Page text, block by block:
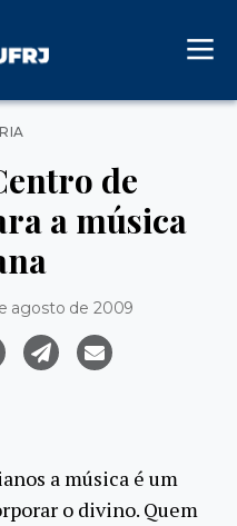
de
a música
agosto de 2009
a música é um
o divino. Quem